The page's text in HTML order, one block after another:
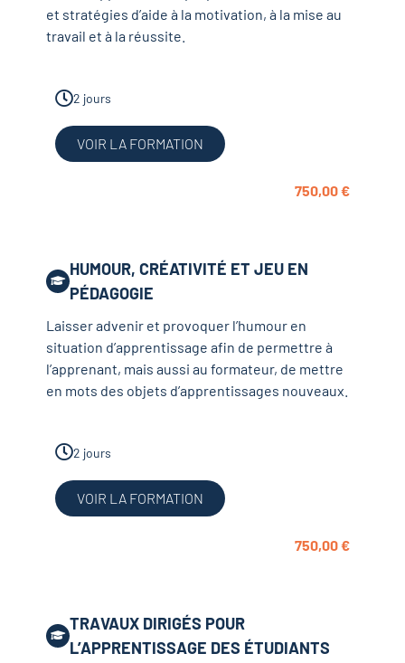
et stratégies d’aide à la motivation, à la mise au
travail et à la réussite.
2 jours
VOIR LA FORMATION
750,00€
HUMOUR, CRÉATIVITÉ ET JEU EN
PÉDAGOGIE
Laisser advenir et provoquer l’humour en
situation d’apprentissage afin de permettre à
l’apprenant, mais aussi au formateur, de mettre
en mots des objets d’apprentissages nouveaux.
2 jours
VOIR LA FORMATION
750,00€
TRAVAUX DIRIGÉS POUR
L’APPRENTISSAGE DES ÉTUDIANTS